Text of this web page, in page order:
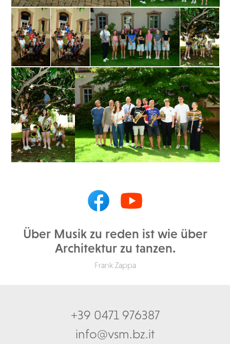
Über Musik zu reden ist wie über
Architektur zu tanzen.
Frank Zappa
+39 0471 976387
info@vsm.bz.it